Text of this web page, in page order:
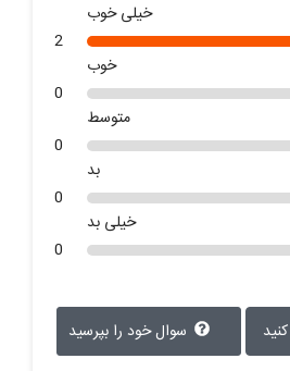
خیلی خوب
2
خوب
0
متوسط
0
بد
0
خیلی بد
0
سوال خود را بپرسید